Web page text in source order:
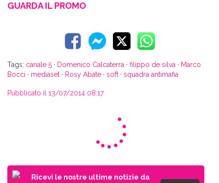
GUARDA IL PROMO
Tags: canale 5 · Domenico Calcaterra · filippo de silva · Marco
Bocci · mediaset · Rosy Abate · soft · squadra antimafia
Pubblicato il 13/07/2014 08:17
Ricevi le nostre ultime notizie da